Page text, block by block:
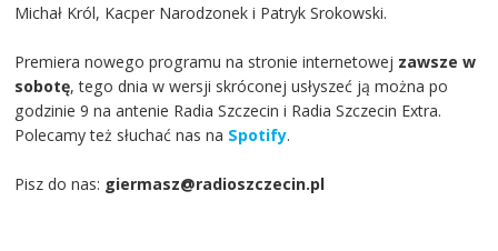
Michał Król, Kacper Narodzonek i Patryk Srokowski.
Premiera nowego programu na stronie internetowej zawsze w
sobotę, tego dnia w wersji skróconej usłyszeć ją można po
godzinie 9 na antenie Radia Szczecin i Radia Szczecin Extra.
Polecamy też słuchać nas na Spotify.
Pisz do nas: giermasz@radioszczecin.pl